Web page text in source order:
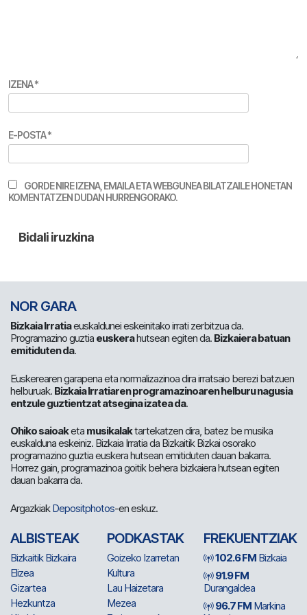
IZENA*
E-POSTA*
GORDE NIRE IZENA, EMAILA ETA WEBGUNEA BILATZAILE HONETAN
KOMENTATZEN DUDAN HURRENGORAKO.
NOR GARA
Bizkaia Irratiaeuskaldunei eskeinitako irrati zerbitzua da.
Programazino guztia euskerahutsean egiten da. Bizkaiera batuan
emitiduten da.
Euskerearen garapena eta normalizazinoa dira irratsaio berezi batzuen
helburuak. Bizkaia Irratiaren programazinoaren helburu nagusia
entzule guztientzat atsegina izatea da.
Ohiko saioaketa musikalaktartekatzen dira, batez be musika
euskalduna eskeiniz. Bizkaia Irratia da Bizkaitik Bizkai osorako
programazino guztia euskera hutsean emitiduten dauan bakarra.
Horrez gain, programazinoa goitik behera bizkaiera hutsean egiten
dauan bakarra da.
ArgazkiakDepositphotos-en eskuz.
ALBISTEAK
Bizkaitik Bizkaira
Elizea
Gizartea
Hezkuntza
PODKASTAK
Goizeko Izarretan
Kultura
Lau Haizetara
Mezea
FREKUENTZIAK
102.6 FM Bizkaia
91.9 FM
Durangaldea
96.7 FM Markina